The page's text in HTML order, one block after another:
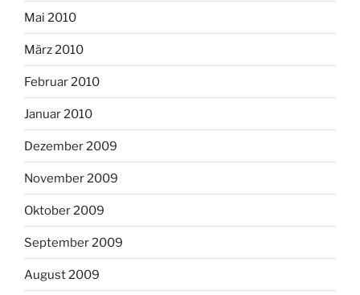
Mai 2010
März 2010
Februar 2010
Januar 2010
Dezember 2009
November 2009
Oktober 2009
September 2009
August 2009